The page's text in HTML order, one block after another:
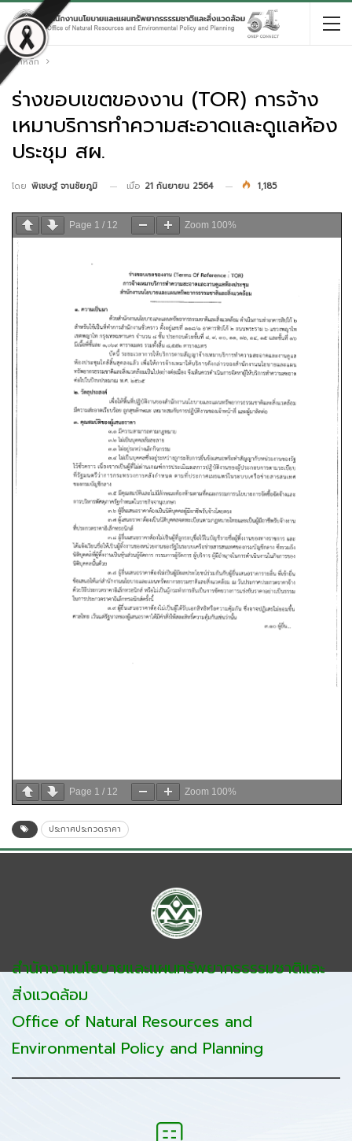
หน้าหลัก
ร่างขอบเขตของงาน (TOR) การจ้าง
เหมาบริการทำความสะอาดและดูแลห้อง
ประชุม สผ.
โดย พิเชษฐ์ จานชัยภูมิ เมื่อ 21 กันยายน 2564 1,185
Page 1 / 12 Zoom 100%
Page 1 / 12 Zoom 100%
ประกาศประกวดราคา
สำนักงานนโยบายและแผนทรัพยากรธรรมชาติและ
สิ่งแวดล้อม
Office of Natural Resources and
Environmental Policy and Planning